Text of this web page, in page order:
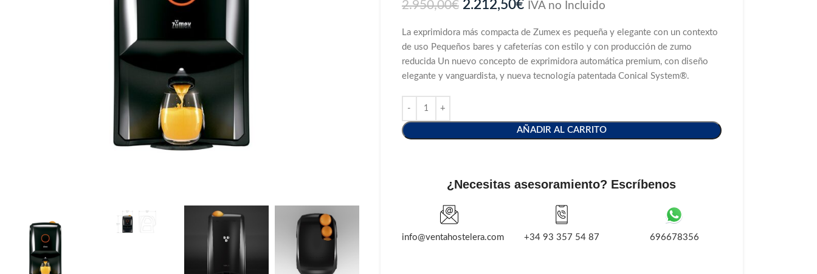
2.950,00€ 2.212,50€ IVA no Incluido
La exprimidora más compacta de Zumex es pequeña y elegante con un contexto
de uso Pequeños bares y cafeterías con estilo y con producción de zumo
reducida Un nuevo concepto de exprimidora automática premium, con diseño
elegante y vanguardista, y nueva tecnología patentada Conical System®.
AÑADIR AL CARRITO
¿Necesitas asesoramiento? Escríbenos
info@ventahostelera.com +34 93 357 54 87 696678356